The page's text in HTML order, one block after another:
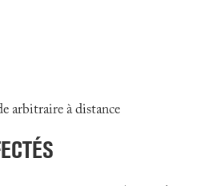
arbitraire à distance